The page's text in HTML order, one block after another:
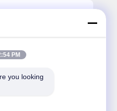
PM
you looking